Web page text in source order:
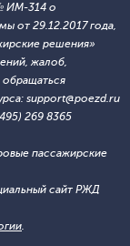
ИМ-314 о
от 29.12.2017 года,
решения»
жалоб,
support@poezd.ru
269 8365
пассажирские
сайт РЖД
.